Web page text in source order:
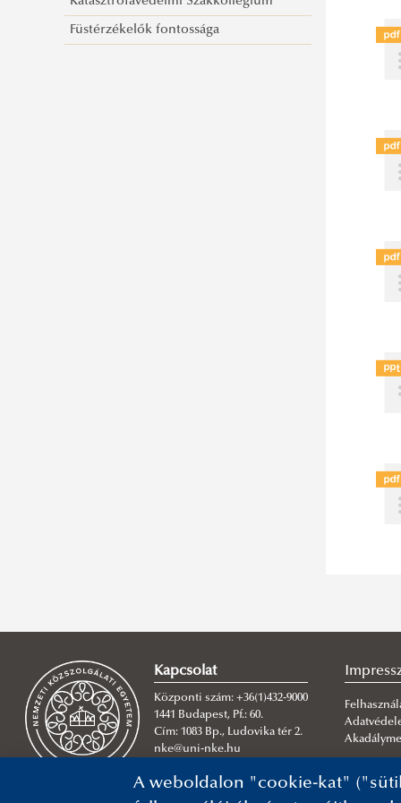
Füstérzékelők fontossága
Kapcsolat
Központi szám: +36(1)432-9000
1441 Budapest, Pf.: 60.
Cím: 1083 Bp., Ludovika tér 2.
nke@uni-nke.hu
A weboldalon "cookie-kat"